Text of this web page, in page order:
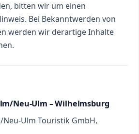
bitten wir um einen
Bei Bekanntwerden von
werden wir derartige Inhalte
Neu-Ulm – Wilhelmsburg
Neu-Ulm Touristik GmbH,